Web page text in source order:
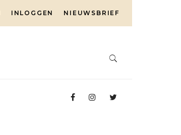
INLOGGEN NIEUWSBRIEF